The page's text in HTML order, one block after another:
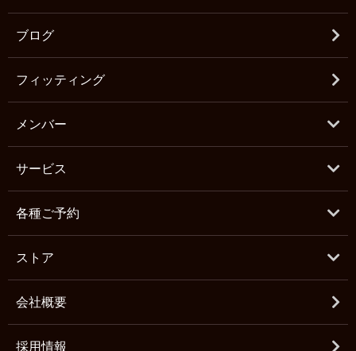
ブログ
フィッティング
メンバー
サービス
各種ご予約
ストア
会社概要
採用情報